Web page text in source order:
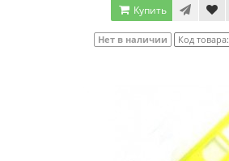
Купить
Нет в наличии Код товара: